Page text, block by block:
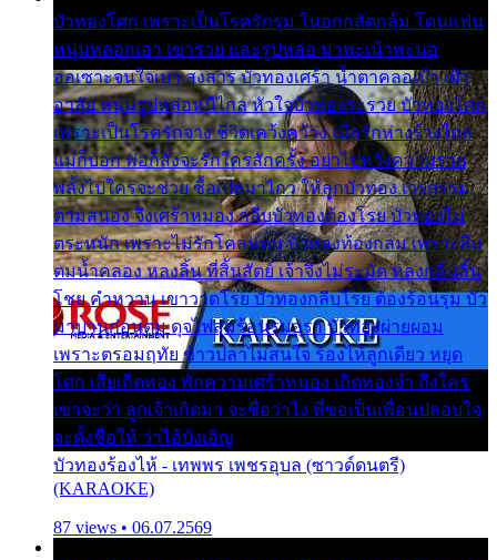
บัวทองโศก เพราะเป็นโรครักรุม ในอกกลัดกลุ้ม โดนแฟน
หนุ่มหลอกเอา เขารวย และรูปหล่อ มาพะเน้าพะนอ
ออเซาะจนใจเบา สงสาร บัวทองเศร้า น้ำตาคลอเบ้า เฝ้า
อาลัย หนุ่มรูปหล่อหนีไกล หัวใจบัวทองระรวย บัวทองโศก
เพราะเป็นโรครักจาง ชีวิตเคว้งคว้าง เมื่อรักห่างร้างไกล
แม่ก็บอก พ่อก็สั่งจะรักใครสักครั้ง อย่าไปหวังความรวย
พลั้งไปใครจะช่วย ซื้อเปลมาไกว ให้ลูกบัวทอง เวรกรรม
ตามสนอง จึงเศร้าหมอง กลีบบัวทองต้องโรย บัวทองไม่
ตระหนัก เพราะไม่รักโคลนตม บัวทองท้องกลม เพราะลืม
ตมน้ำคลอง หลงลิ้น ที่สิ้นสัตย์ เจ้าจึงไม่ระมัด หลงกลิ่นลิ้น
โชย คำหวาน เขาวาดโรย บัวทองกลีบโรย ต้องร้อนรุม บัว
มาบานก่อนตูม ดุจไฟสุมร้อนรุมอุรา บัวทองผ่ายผอม
เพราะตรอมฤทัย ข้าวปลาไม่สนใจ ร้องไห้ลูกเดียว หยุด
โศก เสียเถิดทอง พักความเศร้าหมอง เถิดทองจ๋า ถึงใคร
เขาจะว่า ลูกเจ้าเกิดมา จะชื่อว่าไง พี่ขอเป็นเพื่อนปลอบใจ
จะตั้งชื่อให้ ว่าไอ้บังเอิญ
บัวทองร้องไห้ - เทพพร เพชรอุบล (ซาวด์ดนตรี)
(KARAOKE)
87 views • 06.07.2569